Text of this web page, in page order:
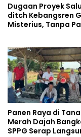
Dugaan Proyek
ditch Kebangsren
Misterius, Tanpa
Panen Raya di
Merah Dajah
SPPG Serap